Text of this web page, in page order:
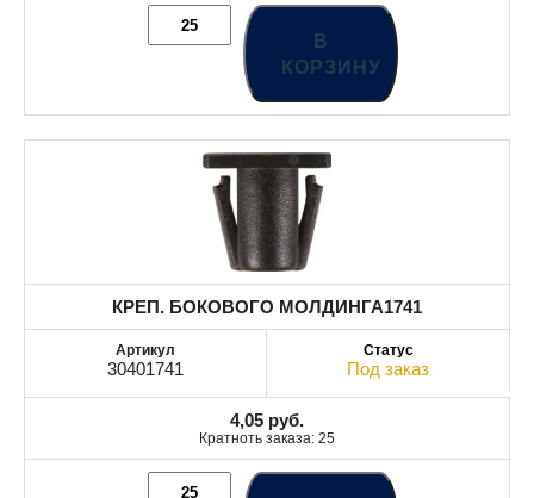
В
КОРЗИНУ
КРЕП. БОКОВОГО МОЛДИНГА1741
30401741 Под заказ
4,05 руб.
Кратноть заказа: 25